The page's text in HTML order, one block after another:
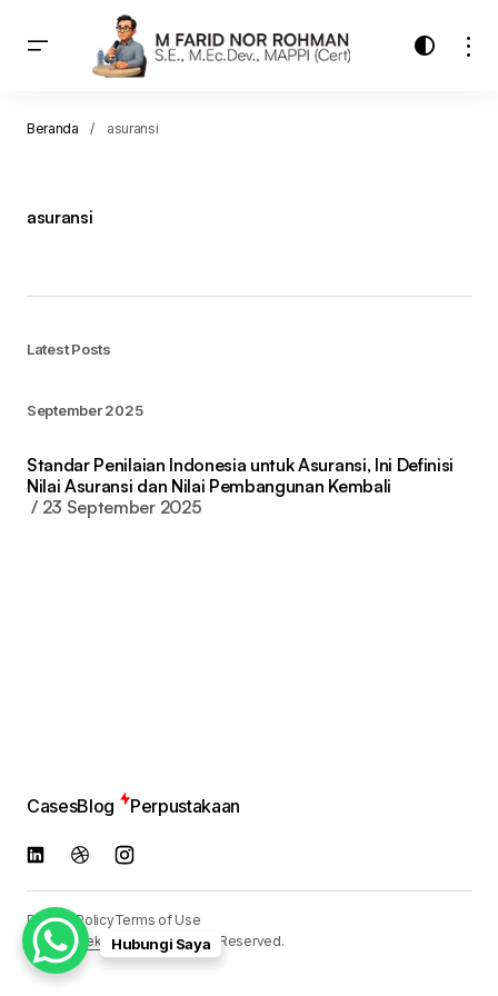
Beranda asuransi
asuransi
Latest Posts
September 2025
Standar Penilaian Indonesia untuk Asuransi, Ini Definisi
Nilai Asuransi dan Nilai Pembangunan Kembali
23 September 2025
CasesBlog Perpustakaan
Privacy PolicyTerms of Use
© 2024 Reka Media. All Rights Reserved.
Hubungi Saya